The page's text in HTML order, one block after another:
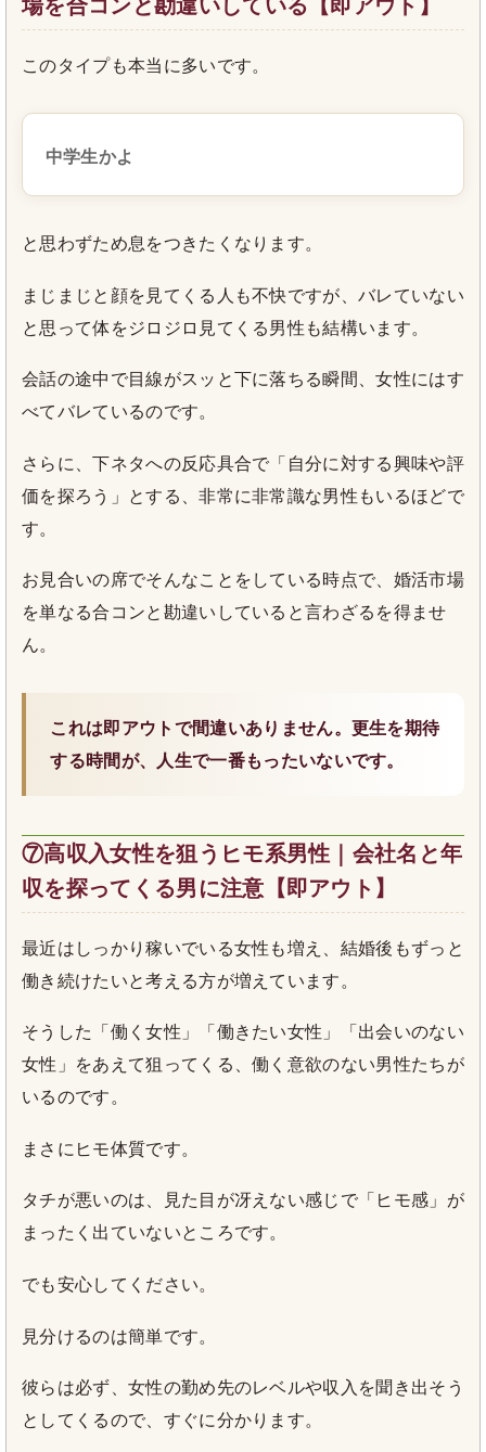
場を合コンと勘違いしている【即アウト】
このタイプも本当に多いです。
中学生かよ
と思わずため息をつきたくなります。
まじまじと顔を見てくる人も不快ですが、バレていない
と思って体をジロジロ見てくる男性も結構います。
会話の途中で目線がスッと下に落ちる瞬間、女性にはす
べてバレているのです。
さらに、下ネタへの反応具合で「自分に対する興味や評
価を探ろう」とする、非常に非常識な男性もいるほどで
す。
お見合いの席でそんなことをしている時点で、婚活市場
を単なる合コンと勘違いしていると言わざるを得ませ
ん。
これは即アウトで間違いありません。更生を期待
する時間が、人生で一番もったいないです。
⑦高収入女性を狙うヒモ系男性｜会社名と年
収を探ってくる男に注意【即アウト】
最近はしっかり稼いでいる女性も増え、結婚後もずっと
働き続けたいと考える方が増えています。
そうした「働く女性」「働きたい女性」「出会いのない
女性」をあえて狙ってくる、働く意欲のない男性たちが
いるのです。
まさにヒモ体質です。
タチが悪いのは、見た目が冴えない感じで「ヒモ感」が
まったく出ていないところです。
でも安心してください。
見分けるのは簡単です。
彼らは必ず、女性の勤め先のレベルや収入を聞き出そう
としてくるので、すぐに分かります。